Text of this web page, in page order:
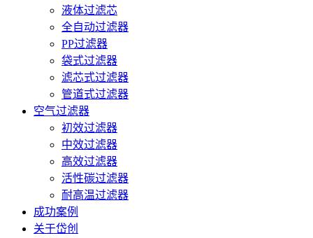
液体过滤芯
全自动过滤器
PP过滤器
袋式过滤器
滤芯式过滤器
管道式过滤器
空气过滤器
初效过滤器
中效过滤器
高效过滤器
活性碳过滤器
耐高温过滤器
成功案例
关于岱创